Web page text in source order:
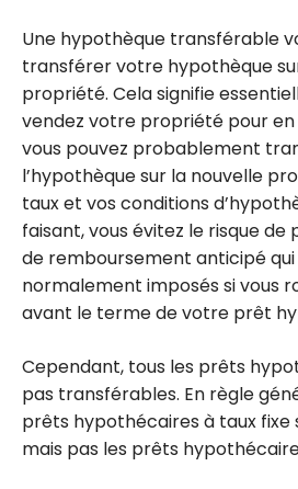
Une hypothèque transférable
transférer votre hypothèque
propriété. Cela signifie
vendez votre propriété pour
vous pouvez probablement
l’hypothèque sur la nouvelle
taux et vos conditions
faisant, vous évitez le risque de
de remboursement anticipé
normalement imposés si vous
avant le terme de votre prêt
Cependant, tous les prêts
pas transférables. En règle
prêts hypothécaires à taux
mais pas les prêts